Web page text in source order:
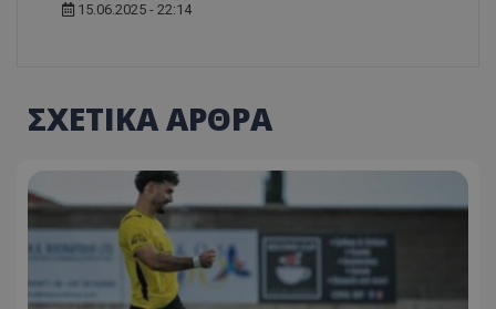
15.06.2025 - 22:14
ΣΧΕΤΙΚΑ ΑΡΘΡΑ